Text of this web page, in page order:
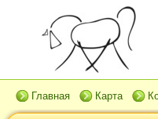
Главная Карта